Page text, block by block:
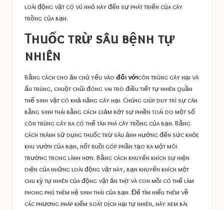
loài động vật có vú nhỏ này đến sự phát triển của cây
trồng của bạn.
Thuốc trừ sâu bệnh tự
nhiên
Bằng cách cho ăn chủ yếu vào đối vớicôn trùng gây hại và
ấu trùng, chuột chũi đóng vai trò điều tiết tự nhiên quần
thể sinh vật có khả năng gây hại. Chúng giúp duy trì sự cân
bằng sinh thái bằng cách giảm bớt sự phiền toái do một số
côn trùng gây ra có thể tàn phá cây trồng của bạn. Bằng
cách tránh sử dụng thuốc trừ sâu ảnh hưởng đến sức khỏe
khu vườn của bạn, nốt ruồi góp phần tạo ra một môi
trường trong lành hơn. Bằng cách khuyến khích sự hiện
diện của những loài động vật này, bạn khuyến khích một
chu kỳ tự nhiên của động vật ăn thịt và con mồi có thể làm
phong phú thêm hệ sinh thái của bạn. Để tìm hiểu thêm về
các phương pháp kiểm soát dịch hại tự nhiên, hãy xem bài